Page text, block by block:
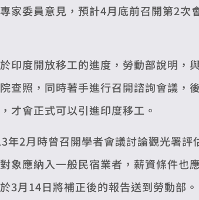
家委員意見，預計4月底前召開第2次
印度開放移工的進度，勞動部說明，
查照，同時著手進行召開諮詢會議，
才會正式可以引進印度移工。
年2月時曾召開學者會議討論觀光署
象應納入一般民宿業者，薪資條件也
3月14日將補正後的報告送到勞動部。